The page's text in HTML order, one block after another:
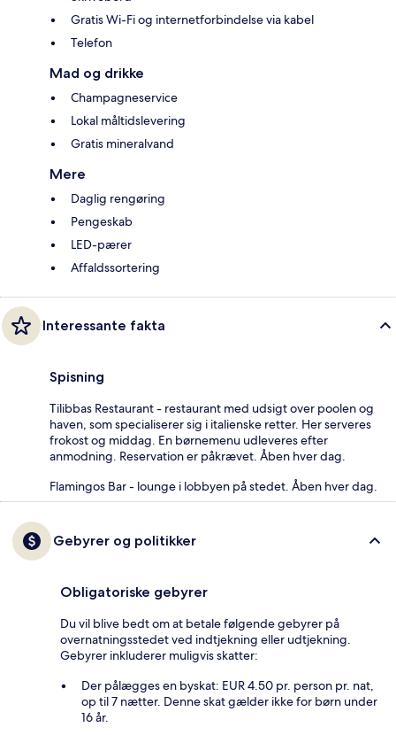
Gratis Wi-Fi og internetforbindelse via kabel
Telefon
Mad og drikke
Champagneservice
Lokal måltidslevering
Gratis mineralvand
Mere
Daglig rengøring
Pengeskab
LED-pærer
Affaldssortering
Interessante fakta
Spisning
Tilibbas Restaurant - restaurant med udsigt over poolen og
haven, som specialiserer sig i italienske retter. Her serveres
frokost og middag. En børnemenu udleveres efter
anmodning. Reservation er påkrævet. Åben hver dag.
Flamingos Bar - lounge i lobbyen på stedet. Åben hver dag.
Gebyrer og politikker
Obligatoriske gebyrer
Du vil blive bedt om at betale følgende gebyrer på
overnatningsstedet ved indtjekning eller udtjekning.
Gebyrer inkluderer muligvis skatter:
Der pålægges en byskat: EUR 4.50 pr. person pr. nat,
op til 7 nætter. Denne skat gælder ikke for børn under
16 år.